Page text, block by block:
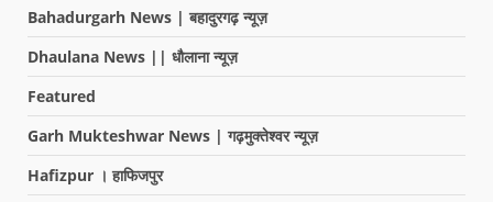
Bahadurgarh News | बहादुरगढ़ न्यूज़
Dhaulana News || धौलाना न्यूज़
Featured
Garh Mukteshwar News | गढ़मुक्तेश्वर न्यूज़
Hafizpur । हाफिजपुर